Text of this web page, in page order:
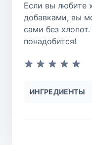
Если вы любите
добавками, вы
сами без
понадобится!
ИНГРЕДИЕНТЫ